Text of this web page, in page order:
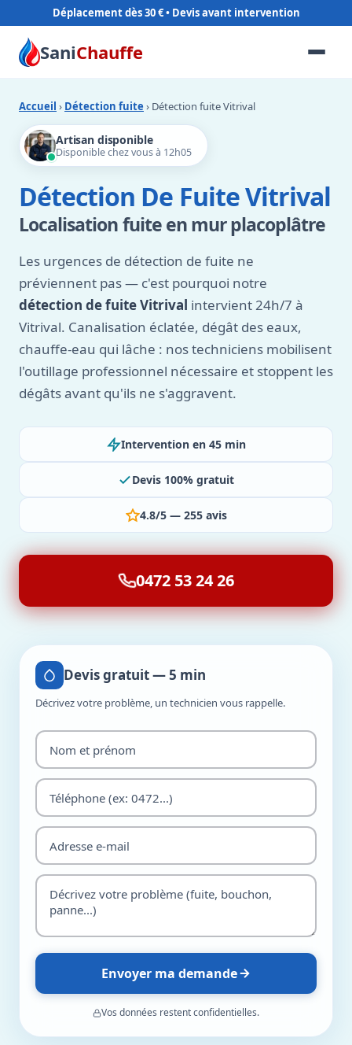
Déplacement dès 30 €
SaniChauffe
Accueil › Détection fuite › Détection fuite Vitrival
Artisan disponible
Disponible chez vous à 12h05
Détection De Fuite Vitrival
Localisation fuite en mur placoplâtre
Les urgences de détection de fuite ne
préviennent pas — c'est pourquoi notre
détection de fuite Vitrival intervient 24h/7 à
Vitrival. Canalisation éclatée, dégât des eaux,
chauffe-eau qui lâche : nos techniciens mobilisent
l'outillage professionnel nécessaire et stoppent les
dégâts avant qu'ils ne s'aggravent.
Intervention en 45 min
Devis 100% gratuit
4.8/5 — 255 avis
0472 53 24 26
Devis gratuit — 5 min
Décrivez votre problème, un technicien vous rappelle.
Envoyer ma demande
Vos données restent confidentielles.